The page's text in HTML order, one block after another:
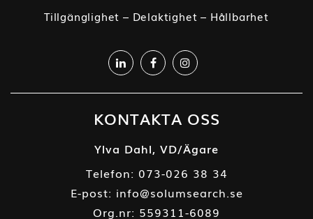
Tillgänglighet – Delaktighet – Hållbarhet
KONTAKTA OSS
Ylva Dahl, VD/Ägare
Telefon: 073-026 38 34
E-post: info@solumsearch.se
Org.nr: 559311-6089